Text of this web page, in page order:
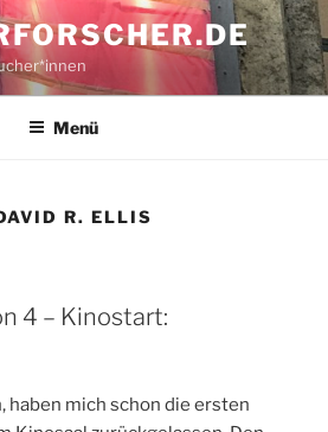
Menü
R. ELLIS
4 – Kinostart:
haben mich schon die ersten